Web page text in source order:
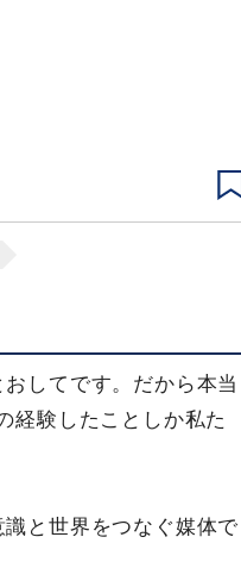
してです。だから本当
経験したことしか私た
と世界をつなぐ媒体で